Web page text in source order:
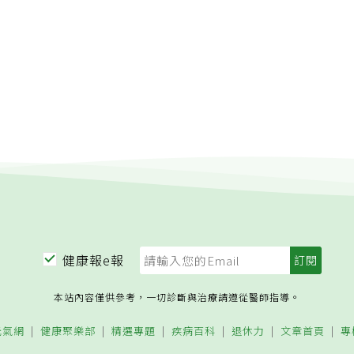
健康報e報
本站內容僅供參考，一切診斷與治療請遵從醫師指導。
網 健康聚樂部 精選專題 疾病百科 退休力 文章首頁